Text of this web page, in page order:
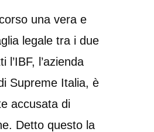
una vera e
legale tra i due
l’IBF, l’azienda
Supreme Italia, è
accusata di
Detto questo la